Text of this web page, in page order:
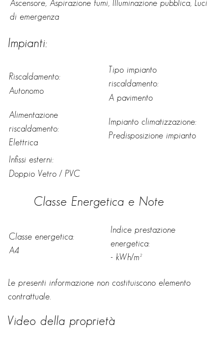
Ascensore, Aspirazione fumi, Illuminazione pubblica, Luci
di emergenza
Impianti:
Riscaldamento:
Autonomo
Tipo impianto
riscaldamento:
A pavimento
Alimentazione
riscaldamento:
Elettrica
Impianto climatizzazione:
Predisposizione impianto
Infissi esterni:
Doppio Vetro / PVC
Classe Energetica e Note
Classe energetica:
A4
Indice prestazione
energetica:
- kWh/m²
Le presenti informazione non costituiscono elemento
contrattuale.
Video della proprietà